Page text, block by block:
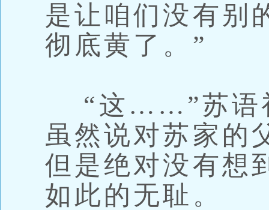
是让咱们没有别
彻底黄了。”
“这……”苏语
虽然说对苏家的
但是绝对没有想
如此的无耻。